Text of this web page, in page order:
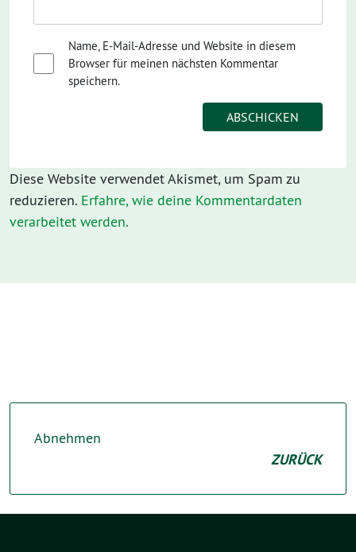
Name, E-Mail-Adresse und Website in diesem
Browser für meinen nächsten Kommentar
speichern.
Diese Website verwendet Akismet, um Spam zu
reduzieren. Erfahre, wie deine Kommentardaten
verarbeitet werden.
Abnehmen
ZURÜCK